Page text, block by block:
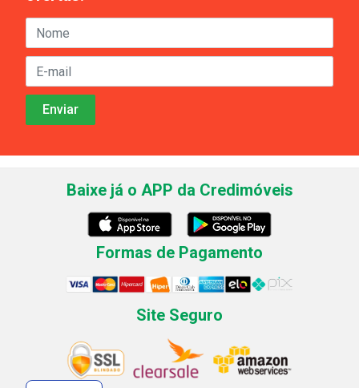
Baixe já o APP da Credimóveis
Formas de Pagamento
Site Seguro